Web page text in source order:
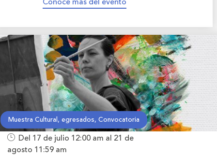
Muestra Cultural, egresados, Convocatoria
Del 17 de julio 12:00 am al 21 de
agosto 11:59 am